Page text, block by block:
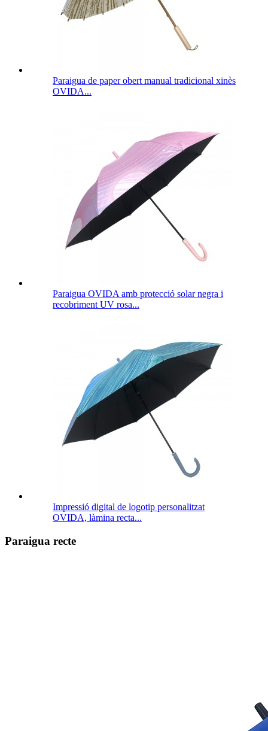
Paraigua de paper obert manual tradicional xinès
OVIDA...
Paraigua OVIDA amb protecció solar negra i
recobriment UV rosa...
Impressió digital de logotip personalitzat
OVIDA, làmina recta...
Paraigua recte